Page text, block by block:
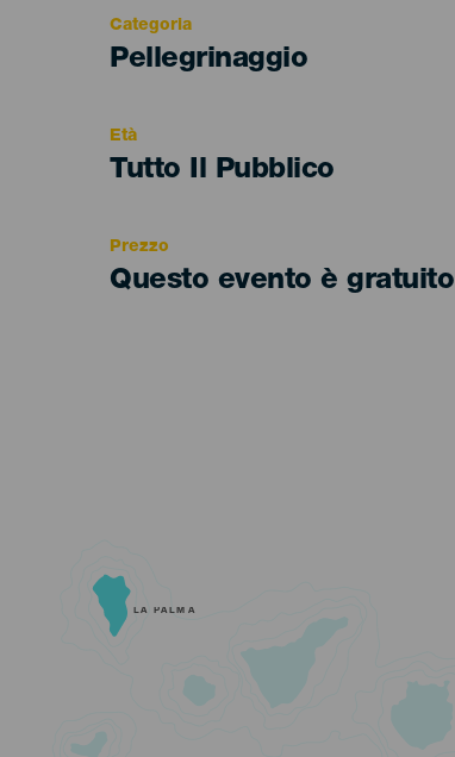
Categoria
Categoría
Pellegrinaggio
Età
Edad
Tutto Il Pubblico
Prezzo
Questo evento è gratuito
LA PALMA